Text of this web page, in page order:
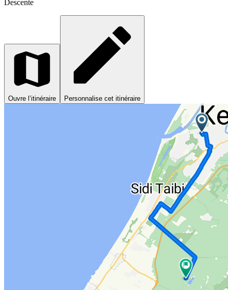
Descente
Ouvre l’itinéraire Personnalise cet itinéraire